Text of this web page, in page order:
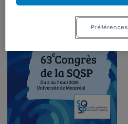
Présentation de la revue
Proposer un numéro thématique
Préférences